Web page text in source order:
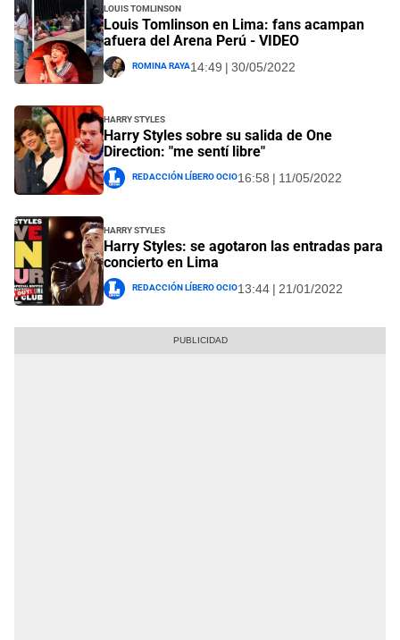
Louis Tomlinson
Louis Tomlinson en Lima: fans acampan
afuera del Arena Perú - VIDEO
Romina Raya14:49 | 30/05/2022
Harry Styles
Harry Styles sobre su salida de One
Direction: "me sentí libre"
Redacción Líbero Ocio16:58 | 11/05/2022
Harry Styles
Harry Styles: se agotaron las entradas para
concierto en Lima
Redacción Líbero Ocio13:44 | 21/01/2022